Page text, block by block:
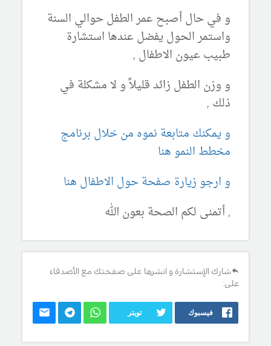
و في حال أصبح عمر الطفل حوالي السنة
واستمر الحول يفضل عندها استشارة
طبيب عيون الاطفال ,
و وزن الطفل زائد قليلاً و لا مشكلة في
ذلك ,
و يمكنك متابعة نموه من خلال برنامج
مخطط النمو هنا
و ارجو زيارة صفحة حول الاطفال هنا
, أتمنى لكم الصحة بعون الله
شارك الإستشارة و انشرها على صفحتك مع الأصدقاء
على:
فيسبوك تويتر